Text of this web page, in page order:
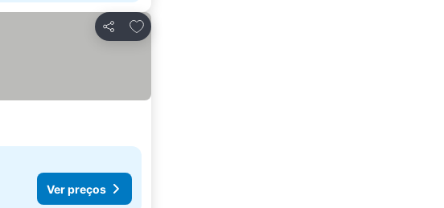
Partilhar
Adicionar aos favoritos
Ver preços